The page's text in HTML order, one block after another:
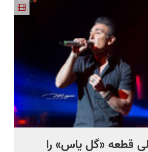
اقساطی😍
منزل درمان
قطعه «گل یاس» را